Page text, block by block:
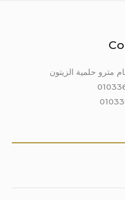
مترو حلمية الزيتون